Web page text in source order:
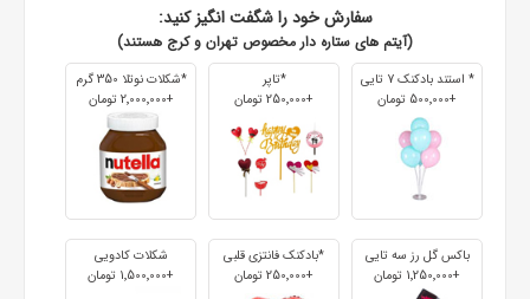
سفارش خود را شگفت انگیز کنید:
(آیتم های ستاره دار مخصوص تهران و کرج هستند)
* استند بادکنک 7 تایی
+500٬000 تومان
*تاپر
+250٬000 تومان
*شکلات نوتلا 350 گرم
+2٬000٬000 تومان
باکس گل رز سه تایی
+1٬250٬000 تومان
*بادکنک فانتزی قلبی
+250٬000 تومان
شکلات کادویی
+1٬500٬000 تومان